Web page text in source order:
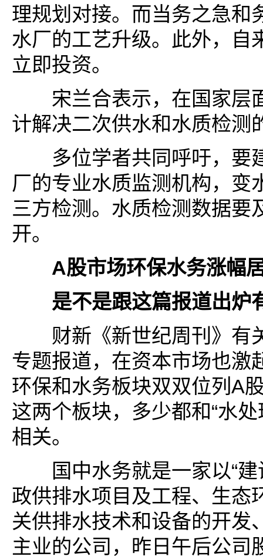
理规划对接。而当务之急和
水厂的工艺升级。此外，自
立即投资。
宋兰合表示，在国家层
计解决二次供水和水质检测
多位学者共同呼吁，要
厂的专业水质监测机构，变
三方检测。水质检测数据要
开。
A股市场环保水务涨幅
是不是跟这篇报道出炉
财新《新世纪周刊》有关
专题报道，在资本市场也激
环保和水务板块双双位列A
这两个板块，多少都和“水处
相关。
国中水务就是一家以“建
政供排水项目及工程、生态
关供排水技术和设备的开发
主业的公司，昨日午后公司